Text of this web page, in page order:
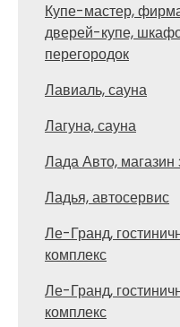
Купе-мастер,
дверей-купе,
перегородок
Лавиаль, сауна
Лагуна, сауна
Лада Авто, магазин
Ладья, автосервис
Ле-Гранд,
комплекс
Ле-Гранд,
комплекс